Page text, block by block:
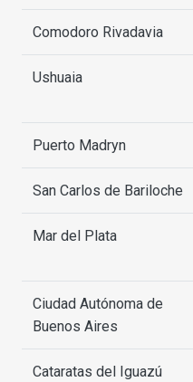
Comodoro Rivadavia
Ushuaia
Puerto Madryn
San Carlos de Bariloche
Mar del Plata
Ciudad Autónoma de
Buenos Aires
Cataratas del Iguazú